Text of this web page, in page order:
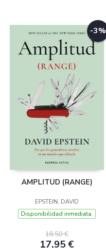
-3%
AMPLITUD (RANGE)
EPSTEIN, DAVID
Disponibilidad inmediata.
18,50 €
17,95 €